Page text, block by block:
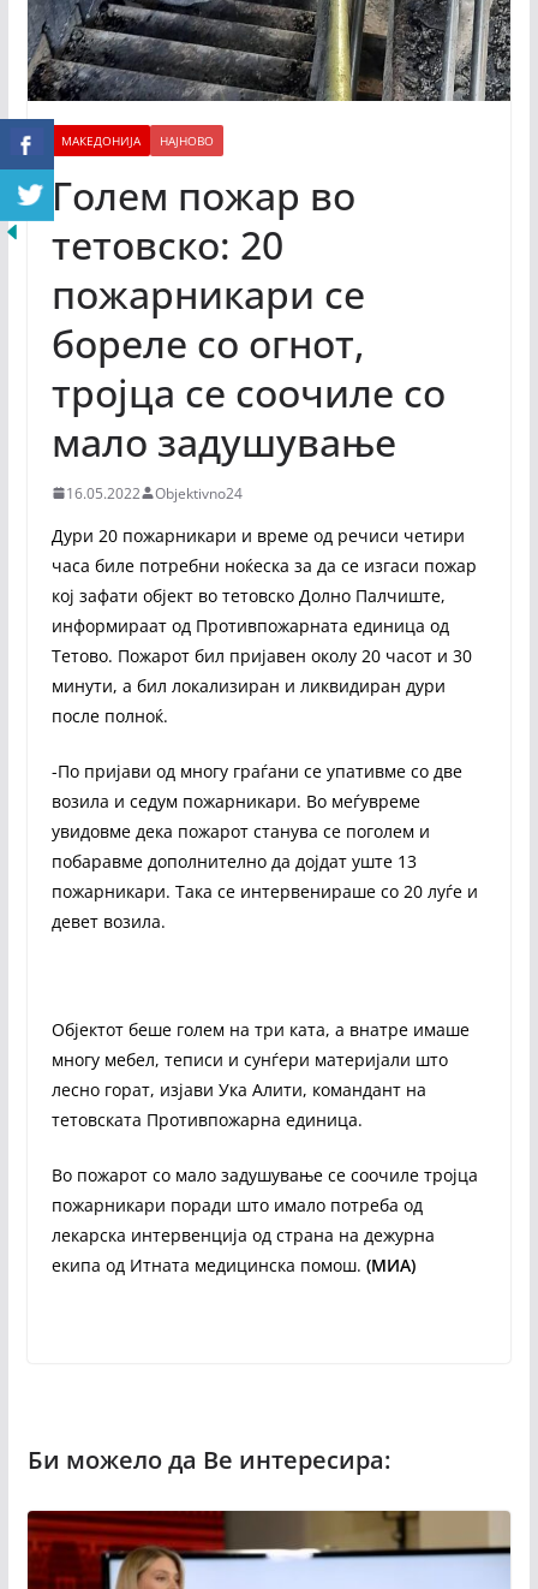
МАКЕДОНИЈА НАЈНОВО
Голем пожар во
тетовско: 20
пожарникари се
бореле со огнот,
тројца се соочиле со
мало задушување
16.05.2022 Objektivno24
Дури 20 пожарникари и време од речиси четири
часа биле потребни ноќеска за да се изгаси пожар
кој зафати објект во тетовско Долно Палчиште,
информираат од Противпожарната единица од
Тетово. Пожарот бил пријавен околу 20 часот и 30
минути, а бил локализиран и ликвидиран дури
после полноќ.
-По пријави од многу граѓани се упативме со две
возила и седум пожарникари. Во меѓувреме
увидовме дека пожарот станува се поголем и
побаравме дополнително да дојдат уште 13
пожарникари. Така се интервенираше со 20 луѓе и
девет возила.
Објектот беше голем на три ката, а внатре имаше
многу мебел, теписи и сунѓери материјали што
лесно горат, изјави Ука Алити, командант на
тетовската Противпожарна единица.
Во пожарот со мало задушување се соочиле тројца
пожарникари поради што имало потреба од
лекарска интервенција од страна на дежурна
екипа од Итната медицинска помош. (МИА)